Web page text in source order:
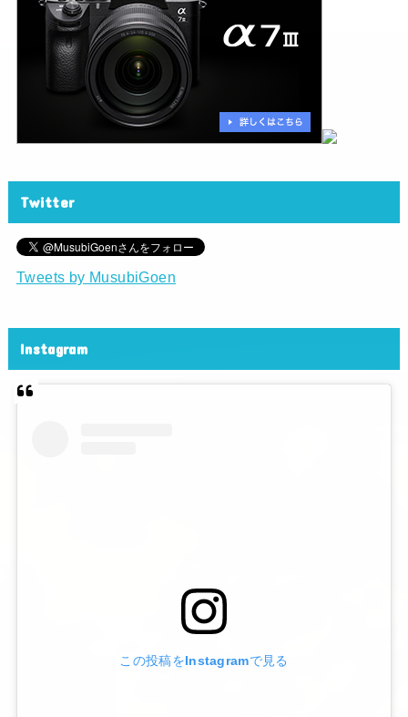
Twitter
Tweets by MusubiGoen
Instagram
この投稿をInstagramで見る